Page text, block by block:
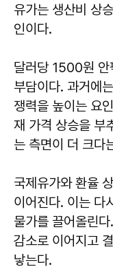
유가는 생산비 상
인이다.
달러당 1500원 안
부담이다. 과거에
쟁력을 높이는 요
재 가격 상승을 부
는 측면이 더 크다
국제유가와 환율
이어진다. 이는 다
물가를 끌어올린
감소로 이어지고
낳는다.